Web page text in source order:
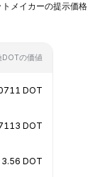
メイカーの提示価格
DOTの価値
DOT
DOT
3.56 DOT